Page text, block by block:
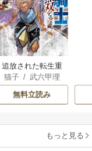
追放された転生重
騎士はゲーム知識
で無双する
猫子/ 武六甲理
/じゃいあん
無料立読み
もっと見る